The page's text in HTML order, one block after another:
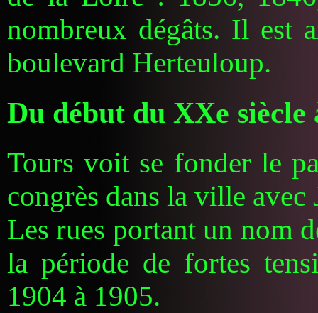
nombreux dégâts. Il est
boulevard Herteuloup.
Du début du XXe siècle
Tours voit se fonder le
congrès dans la ville
Les rues portant un nom
la période de fortes
1904 à 1905.